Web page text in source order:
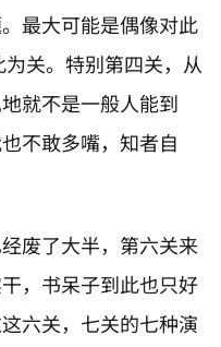
最大可能是偶像对此
关。特别第四关，从
就不是一般人能到
不敢多嘴，知者自
废了大半，第六关来
，书呆子到此也只好
六关，七关的七种演